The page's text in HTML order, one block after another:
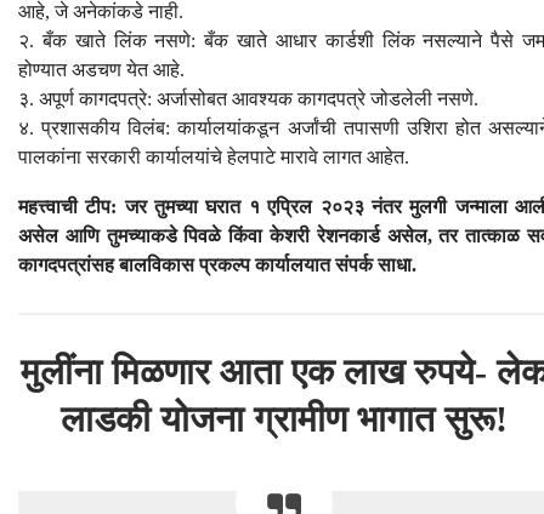
आहे, जे अनेकांकडे नाही.
२. बँक खाते लिंक नसणे: बँक खाते आधार कार्डशी लिंक नसल्याने पैसे
होण्यात अडचण येत आहे.
३. अपूर्ण कागदपत्रे: अर्जासोबत आवश्यक कागदपत्रे जोडलेली नसणे.
४. प्रशासकीय विलंब: कार्यालयांकडून अर्जांची तपासणी उशिरा होत
पालकांना सरकारी कार्यालयांचे हेलपाटे मारावे लागत आहेत.
महत्त्वाची टीप: जर तुमच्या घरात १ एप्रिल २०२३ नंतर मुलगी जन्माला
असेल आणि तुमच्याकडे पिवळे किंवा केशरी रेशनकार्ड असेल, तर तात्काळ
कागदपत्रांसह बालविकास प्रकल्प कार्यालयात संपर्क साधा.
मुलींना मिळणार आता एक लाख रुपये-
लाडकी योजना ग्रामीण भागात सुरू!